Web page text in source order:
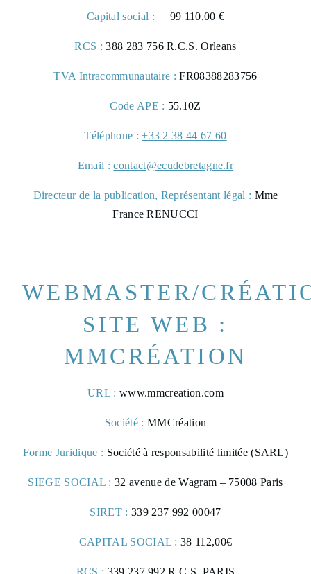
Capital social : 99 110,00 €
RCS : 388 283 756 R.C.S. Orleans
TVA Intracommunautaire : FR08388283756
Code APE : 55.10Z
Téléphone : +33 2 38 44 67 60
Email : contact@ecudebretagne.fr
Directeur de la publication, Représentant légal : Mme
France RENUCCI
WEBMASTER/
SITE WEB :
MMCRÉATION
URL : www.mmcreation.com
Société : MMCréation
Forme Juridique : Société à responsabilité limitée (SARL)
SIEGE SOCIAL : 32 avenue de Wagram – 75008 Paris
SIRET : 339 237 992 00047
CAPITAL SOCIAL : 38 112,00€